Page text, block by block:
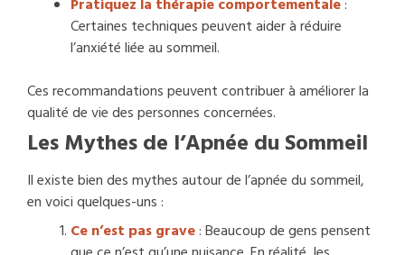
Pratiquez la thérapie comportementale:
Certaines techniques peuvent aider à réduire
l’anxiété liée au sommeil.
Ces recommandations peuvent contribuer à améliorer la
qualité de vie des personnes concernées.
Les Mythes de l’Apnée du Sommeil
Il existe bien des mythes autour de l’apnée du sommeil,
en voici quelques-uns :
Ce n’est pas grave: Beaucoup de gens pensent